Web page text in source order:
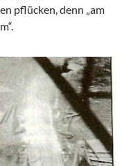
pflücken, denn „am